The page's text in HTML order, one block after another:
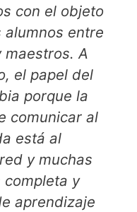
con el objeto
entre
maestros. A
el papel del
porque la
comunicar al
y muchas
completa y
aprendizaje